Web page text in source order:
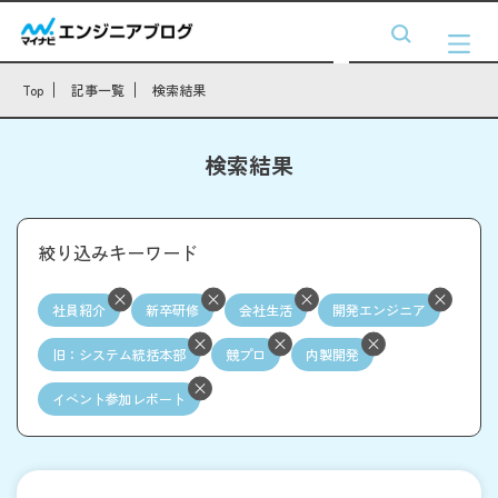
Top 記事一覧 検索結果
検索結果
絞り込みキーワード
社員紹介 新卒研修 会社生活 開発エンジニア
旧：システム統括本部 競プロ 内製開発
イベント参加レポート